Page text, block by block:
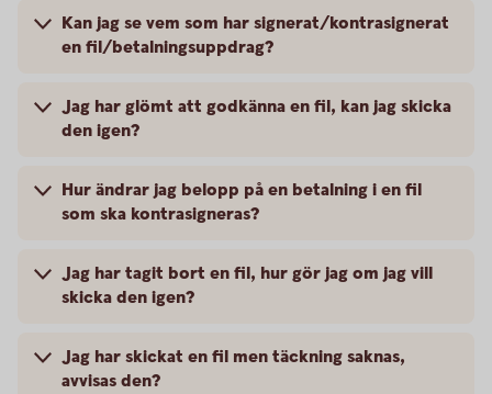
Kan jag se vem som har signerat/kontrasignerat
en fil/betalningsuppdrag?
Jag har glömt att godkänna en fil, kan jag skicka
den igen?
Hur ändrar jag belopp på en betalning i en fil
som ska kontrasigneras?
Jag har tagit bort en fil, hur gör jag om jag vill
skicka den igen?
Jag har skickat en fil men täckning saknas,
avvisas den?